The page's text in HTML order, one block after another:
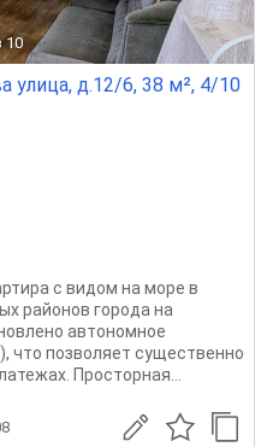
10
улица, д.12/6, 38 м², 4/10
с видом на море в
районов города на
автономное
что позволяет существенно
Просторная...